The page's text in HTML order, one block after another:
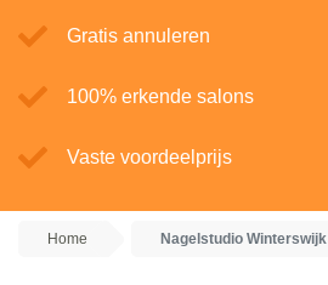
Gratis annuleren
100% erkende salons
Vaste voordeelprijs
Home Nagelstudio Winterswijk